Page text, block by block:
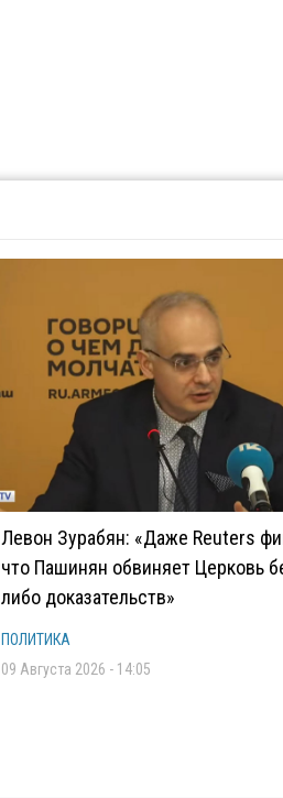
Левон Зурабян: «Даже Reuters
что Пашинян обвиняет Церковь
либо доказательств»
ПОЛИТИКА
09 Августа 2026 - 14:05